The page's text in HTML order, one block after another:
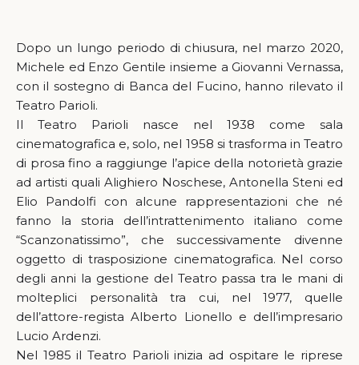
Dopo un lungo periodo di chiusura, nel marzo 2020,
Michele ed Enzo Gentile insieme a Giovanni Vernassa,
con il sostegno di Banca del Fucino, hanno rilevato il
Teatro Parioli.
Il Teatro Parioli nasce nel 1938 come sala
cinematografica e, solo, nel 1958 si trasforma in Teatro
di prosa fino a raggiunge l’apice della notorietà grazie
ad artisti quali Alighiero Noschese, Antonella Steni ed
Elio Pandolfi con alcune rappresentazioni che né
fanno la storia dell’intrattenimento italiano come
“Scanzonatissimo”, che successivamente divenne
oggetto di trasposizione cinematografica. Nel corso
degli anni la gestione del Teatro passa tra le mani di
molteplici personalità tra cui, nel 1977, quelle
dell’attore-regista Alberto Lionello e dell’impresario
Lucio Ardenzi.
Nel 1985 il Teatro Parioli inizia ad ospitare le riprese